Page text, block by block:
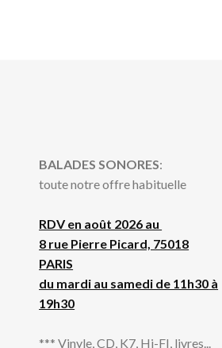
BALADES SONORES:
toute notre offre habituelle
RDV en août 2026 au
8 rue Pierre Picard, 75018
PARIS
du mardi au samedi de 11h30 à
19h30
*** Vinyle, CD, K7, Hi-FI, livres...